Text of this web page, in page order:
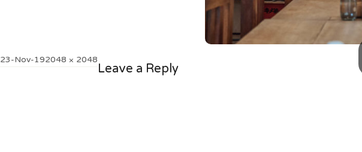
Posted
23-Nov-19Full
2048 × 2048
Leave a Reply